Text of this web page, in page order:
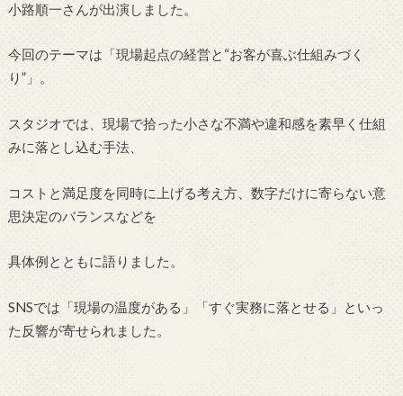
小路順一さんが出演しました。
今回のテーマは「現場起点の経営と“お客が喜ぶ仕組みづく
り”」。
スタジオでは、現場で拾った小さな不満や違和感を素早く仕組
みに落とし込む手法、
コストと満足度を同時に上げる考え方、数字だけに寄らない意
思決定のバランスなどを
具体例とともに語りました。
SNSでは「現場の温度がある」「すぐ実務に落とせる」といっ
た反響が寄せられました。